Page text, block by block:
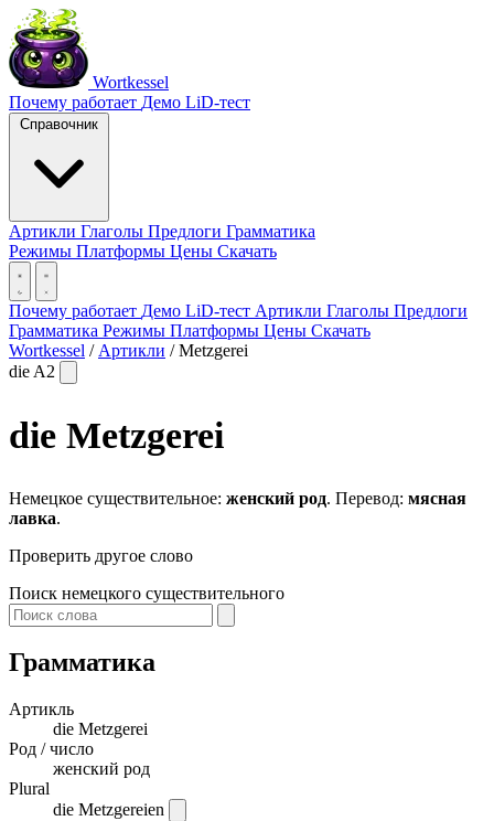
Wortkessel
Почему работает Демо LiD-тест
Справочник
Артикли Глаголы Предлоги Грамматика
Режимы Платформы Цены Скачать
Почему работает Демо LiD-тест Артикли Глаголы Предлоги
Грамматика Режимы Платформы Цены Скачать
Wortkessel / Артикли / Metzgerei
die A2
die Metzgerei
Немецкое существительное: женский род. Перевод: мясная
лавка.
Проверить другое слово
Поиск немецкого существительного
Грамматика
Артикль
die Metzgerei
Род / число
женский род
Plural
die Metzgereien